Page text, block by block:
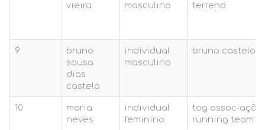
vieira
masculino
terreno
9
bruno
sousa
dias
castelo
individual
masculino
bruno castelo
10
maria
neves
individual
feminino
tog associação
running team